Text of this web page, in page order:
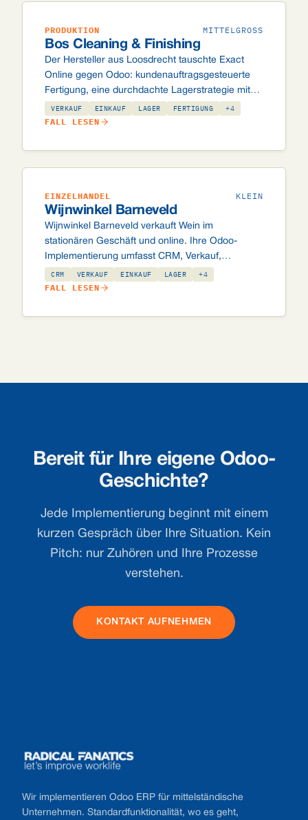
PRODUKTION MITTELGROSS
Bos Cleaning & Finishing
Der Hersteller aus Loosdrecht tauschte Exact
Online gegen Odoo: kundenauftragsgesteuerte
Fertigung, eine durchdachte Lagerstrategie mit
Pickplätzen und Arbeitsauftragsplanung über
vPlan.
VERKAUF EINKAUF LAGER FERTIGUNG +4
FALL LESEN
EINZELHANDEL KLEIN
Wijnwinkel Barneveld
Wijnwinkel Barneveld verkauft Wein im
stationären Geschäft und online. Ihre Odoo-
Implementierung umfasst CRM, Verkauf,
Kassensystem, Einkauf, Lager, Buchhaltung und
Webshop, mit Exact Online-Anbindung, 18+-
Kundenkartenprogramm und weinspezifischer
CRM VERKAUF EINKAUF LAGER +4
FALL LESEN
Bereit für Ihre eigene Odoo-
Geschichte?
Jede Implementierung beginnt mit einem
kurzen Gespräch über Ihre Situation. Kein
Pitch: nur Zuhören und Ihre Prozesse
verstehen.
KONTAKT AUFNEHMEN
Wir implementieren Odoo ERP für mittelständische
Unternehmen. Standardfunktionalität, wo es geht,